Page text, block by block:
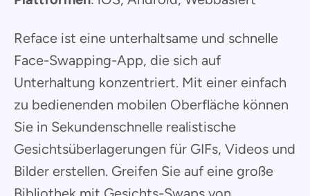
Reface ist eine unterhaltsame und schnelle
Face-Swapping-App, die sich auf
Unterhaltung konzentriert. Mit einer einfach
zu bedienenden mobilen Oberfläche können
Sie in Sekundenschnelle realistische
Gesichtsüberlagerungen für GIFs, Videos und
Bilder erstellen. Greifen Sie auf eine große